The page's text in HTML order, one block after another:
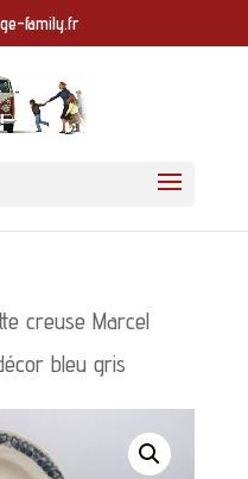
family.fr
creuse Marcel
bleu gris